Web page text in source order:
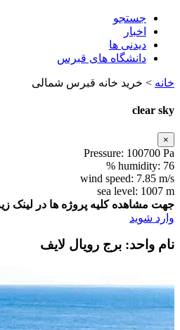
جستجو
اخبار
دیدنی ها
دانشگاه های قبرس
خانه > خرید خانه قبرس شمالی
clear sky
×
Pressure: 100700 Pa
humidity: 76 %
wind speed: 7.85 m/s
sea level: 1007 m
جهت مشاهده کلیه پروژه ها در لینک
وارد شوید
نام واحد: برج رویال لایف